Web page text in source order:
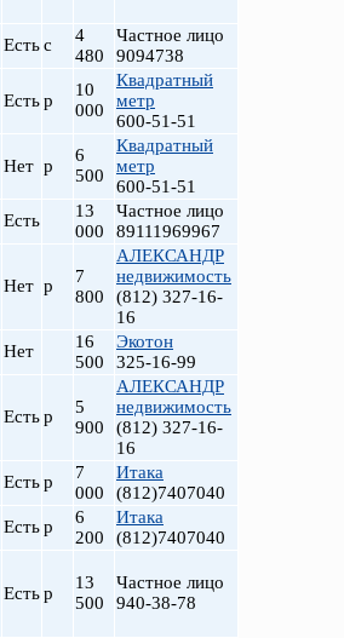
Естьс
4
480
Частное лицо
9094738
Естьр
10
000
Квадратный
метр
600-51-51
Нет р
6
500
Квадратный
метр
600-51-51
Есть
13
000
Частное лицо
89111969967
Нет р
7
800
АЛЕКСАНДР
недвижимость
(812) 327-16-
16
Нет
16
500
Экотон
325-16-99
Естьр
5
900
АЛЕКСАНДР
недвижимость
(812) 327-16-
16
Естьр
7
000
Итака
(812)7407040
Естьр
6
200
Итака
(812)7407040
Естьр
13
500
Частное лицо
940-38-78